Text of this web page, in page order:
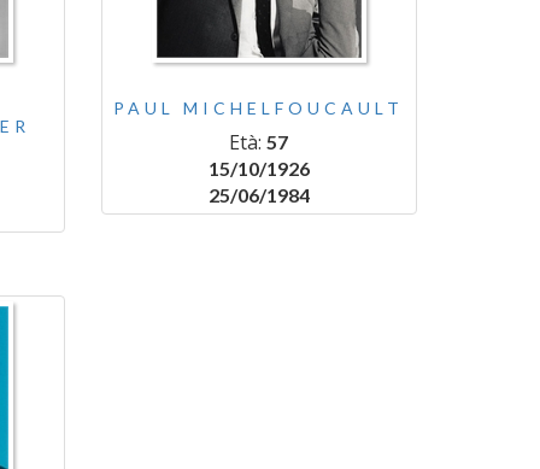
PAUL MICHELFOUCAULT
Età:57
15/10/1926
25/06/1984